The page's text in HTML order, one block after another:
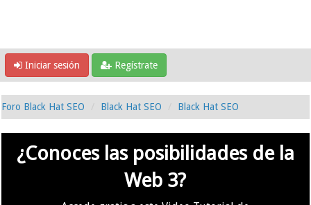
Iniciar sesión Regístrate
Foro Black Hat SEO Black Hat SEO Black Hat SEO
¿Conoces las posibilidades de la
Web 3?